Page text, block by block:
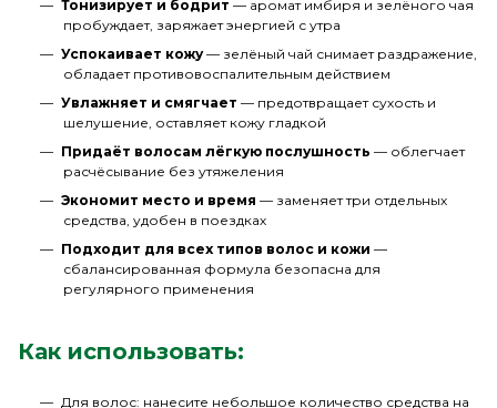
Тонизирует и бодрит — аромат имбиря и зелёного чая
пробуждает, заряжает энергией с утра
Успокаивает кожу— зелёный чай снимает раздражение,
обладает противовоспалительным действием
Увлажняет и смягчает — предотвращает сухость и
шелушение, оставляет кожу гладкой
Придаёт волосам лёгкую послушность — облегчает
расчёсывание без утяжеления
Экономит место и время — заменяет три отдельных
средства, удобен в поездках
Подходит для всех типов волос и кожи —
сбалансированная формула безопасна для
регулярного применения
Как использовать:
Для волос: нанесите небольшое количество средства на